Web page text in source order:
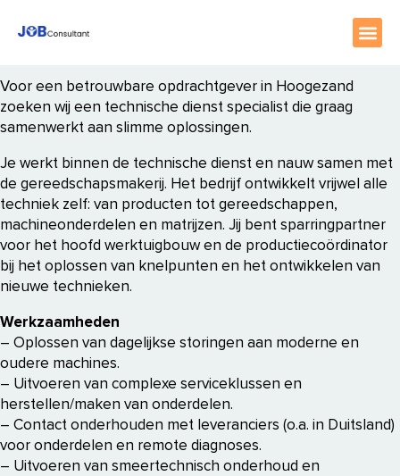
Voor een betrouwbare opdrachtgever in Hoogezand
zoeken wij een technische dienst specialist die graag
samenwerkt aan slimme oplossingen.
Je werkt binnen de technische dienst en nauw samen met
de gereedschapsmakerij. Het bedrijf ontwikkelt vrijwel alle
techniek zelf: van producten tot gereedschappen,
machineonderdelen en matrijzen. Jij bent sparringpartner
voor het hoofd werktuigbouw en de productiecoördinator
bij het oplossen van knelpunten en het ontwikkelen van
nieuwe technieken.
Werkzaamheden
– Oplossen van dagelijkse storingen aan moderne en
oudere machines.
– Uitvoeren van complexe serviceklussen en
herstellen/maken van onderdelen.
– Contact onderhouden met leveranciers (o.a. in Duitsland)
voor onderdelen en remote diagnoses.
– Uitvoeren van smeertechnisch onderhoud en